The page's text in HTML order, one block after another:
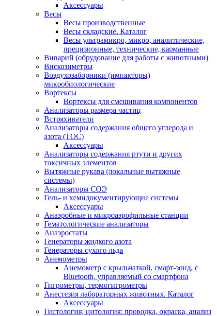
Аксессуары
Весы
Весы производственные
Весы складские. Каталог
Весы ультрамикро, микро, аналитические,
прецизионные, технические, карманные
Виварий (обрудование для работы с животными)
Вискозиметры
Воздухозаборники (импакторы)
микробиологические
Вортексы
Вортексы для смешивания компонентов
Анализаторы размера частиц
Встряхиватели
Анализаторы содержания общего углерода и
азота (ТОС)
Аксессуары
Анализаторы содержания ртути и других
токсичных элементов
Вытяжные рукава (локальные вытяжные
системы)
Анализаторы СОЭ
Гель- и хемидокументирующие системы
Аксессуары
Анаэробные и микроаэрофильные станции
Гематологические анализаторы
Анаэростаты
Генераторы жидкого азота
Генераторы сухого льда
Анемометры
Анемометр с крыльчаткой, смарт-зонд, с
Bluetooth, управляемый со смартфона
Гигрометры, термогигрометры
Анестезия лабораторных животных. Каталог
Аксессуары
Гистология, цитология: проводка, окраска, анализ